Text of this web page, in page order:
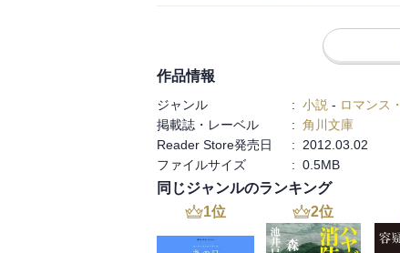
は少々考えなくてはあかぬのではないか
です。ありがたう…さよなら。
作品情報
ジャンル : 小説 - ロマンス
掲載誌・レーベル
: 角川文庫
Reader Store発売日
: 2012.03.02
ファイルサイズ
: 0.5MB
同じジャンルのランキング
1位 2位